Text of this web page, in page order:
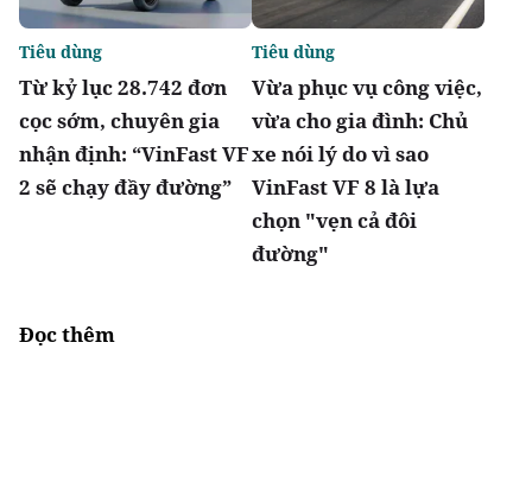
Từ kỷ lục 28.742 đơn
cọc sớm, chuyên gia
nhận định: “VinFast VF
2 sẽ chạy đầy đường”
Tiêu dùng
Vừa phục vụ công việc,
vừa cho gia đình: Chủ
xe nói lý do vì sao
VinFast VF 8 là lựa
chọn "vẹn cả đôi
đường"
Tiêu dùng
Đọc thêm